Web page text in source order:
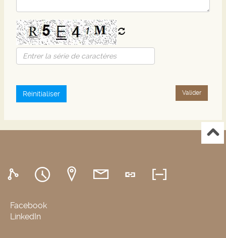
Valider
Réinitialiser
Facebook
LinkedIn